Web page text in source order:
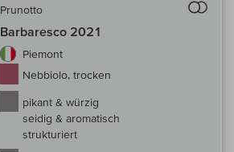
Prunotto
Barbaresco 2021
Piemont
Nebbiolo, trocken
pikant & würzig
seidig & aromatisch
strukturiert